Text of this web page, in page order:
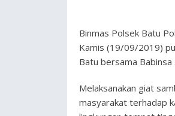
Binmas Polsek Batu
Kamis (19/09/2019)
Batu bersama Babinsa
Melaksanakan giat
masyarakat terhadap